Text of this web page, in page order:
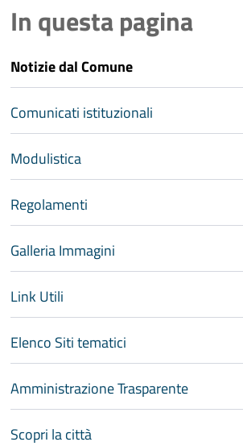
In questa pagina
Notizie dal Comune
Comunicati istituzionali
Modulistica
Regolamenti
Galleria Immagini
Link Utili
Elenco Siti tematici
Amministrazione Trasparente
Scopri la città